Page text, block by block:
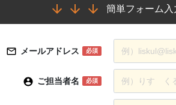
簡単フォーム入
メールアドレス 必須
ご担当者名 必須